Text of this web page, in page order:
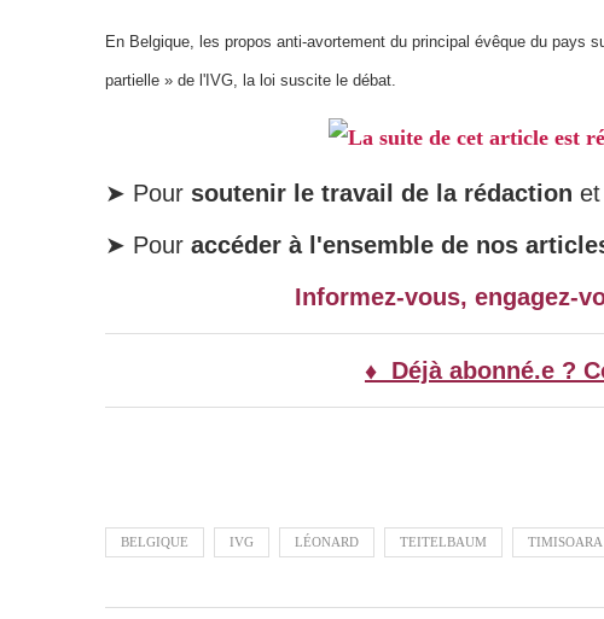
En Belgique, les propos anti-avortement du principal évêque du pays
partielle » de l'IVG, la loi suscite le débat.
La suite de cet article est
➤ Pour soutenir le travail de la rédaction et
➤ Pour accéder à l'ensemble de nos
Informez-vous, engagez-
♦ Déjà abonné.e ?
BELGIQUE IVG LÉONARD TEITELBAUM TIMISOARA